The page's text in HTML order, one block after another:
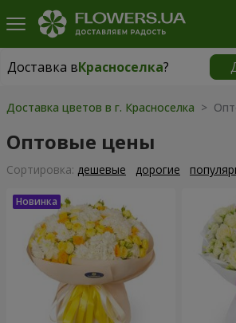
Доставка вКрасноселка?
Доставка вКрасноселка|
Доставка цветов в г. Красноселка >
Оптовые цены
Cортировка: дешевые дорогие